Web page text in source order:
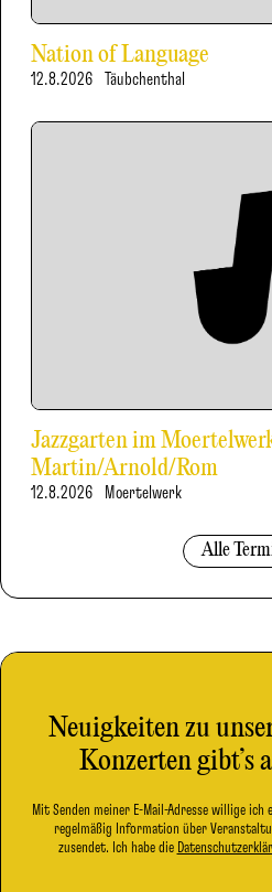
Nation of Language
12.8.2026 Täubchenthal
Jazzgarten im
Martin/Arnold/Rom
12.8.2026 Moertelwerk
Alle
Neuigkeiten zu
Konzerten gibt’s
Mit Senden meiner E-Mail-Adresse willige ich
regelmäßig Information über
zusendet. Ich habe die